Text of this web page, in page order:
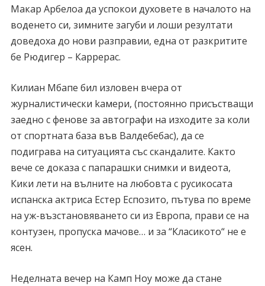
Макар Арбелоа да успокои духовете в началото на
воденето си, зимните загуби и лоши резултати
доведоха до нови разправии, една от разкритите
бе Рюдигер – Каррерас.
Килиан Мбапе бил изловен вчера от
журналистически kамери, (постоянно присъстващи
заедно с фенове за автографи на изходите за коли
от спортната база във Валдебебас), да се
подиграва на ситуацията със скандалите. Както
вече се доказа с папарашки снимки и видеота,
Кики лети на вълните на любовта с русикосата
испанска актриса Естер Еспозито, пътува по време
на уж-възстановяването си из Европа, прави се на
контузен, пропуска мачове… и за “Класикото“ не е
ясен.
Неделната вечер на Камп Ноу може да стане